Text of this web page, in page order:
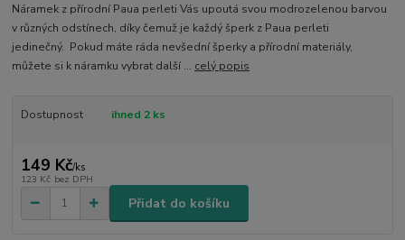
Náramek z přírodní Paua perleti Vás upoutá svou modrozelenou barvou
v různých odstínech, díky čemuž je každý šperk z Paua perleti
jedinečný. Pokud máte ráda nevšední šperky a přírodní materiály,
můžete si k náramku vybrat další ... celý popis
Dostupnost ihned 2 ks
149 Kč/ks
123 Kč bez DPH
Přidat do košíku